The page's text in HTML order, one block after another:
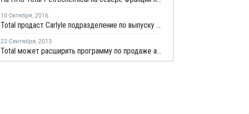
10 Октября, 2016
Total продаcт Carlyle подразделение по выпуску специальных химических веществ Atotech
23 Сентября, 2013
Total может расширить программу по продаже активов